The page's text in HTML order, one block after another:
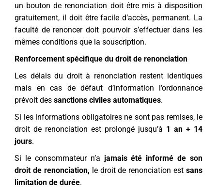
un bouton de renonciation doit être mis à disposition
gratuitement, il doit être facile d’accès, permanent. La
faculté de renoncer doit pourvoir s’effectuer dans les
mêmes conditions que la souscription.
Renforcement spécifique du droit de renonciation
Les délais du droit à renonciation restent identiques
mais en cas de défaut d’information l’ordonnance
prévoit des sanctions civiles automatiques.
Si les informations obligatoires ne sont pas remises, le
droit de renonciation est prolongé jusqu’à 1 an + 14
jours.
Si le consommateur n’a jamais été informé de son
droit de renonciation, le droit de renonciation est sans
limitation de durée.